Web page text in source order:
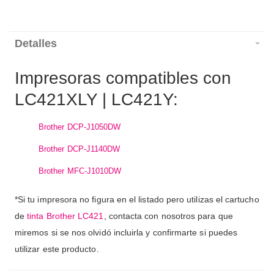
Detalles
Impresoras compatibles con
LC421XLY | LC421Y:
Brother DCP-J1050DW
Brother DCP-J1140DW
Brother MFC-J1010DW
*Si tu impresora no figura en el listado pero utilizas el cartucho
detinta Brother LC421, contacta con nosotros para que
miremos si se nos olvidó incluirla y confirmarte si puedes
utilizar este producto.